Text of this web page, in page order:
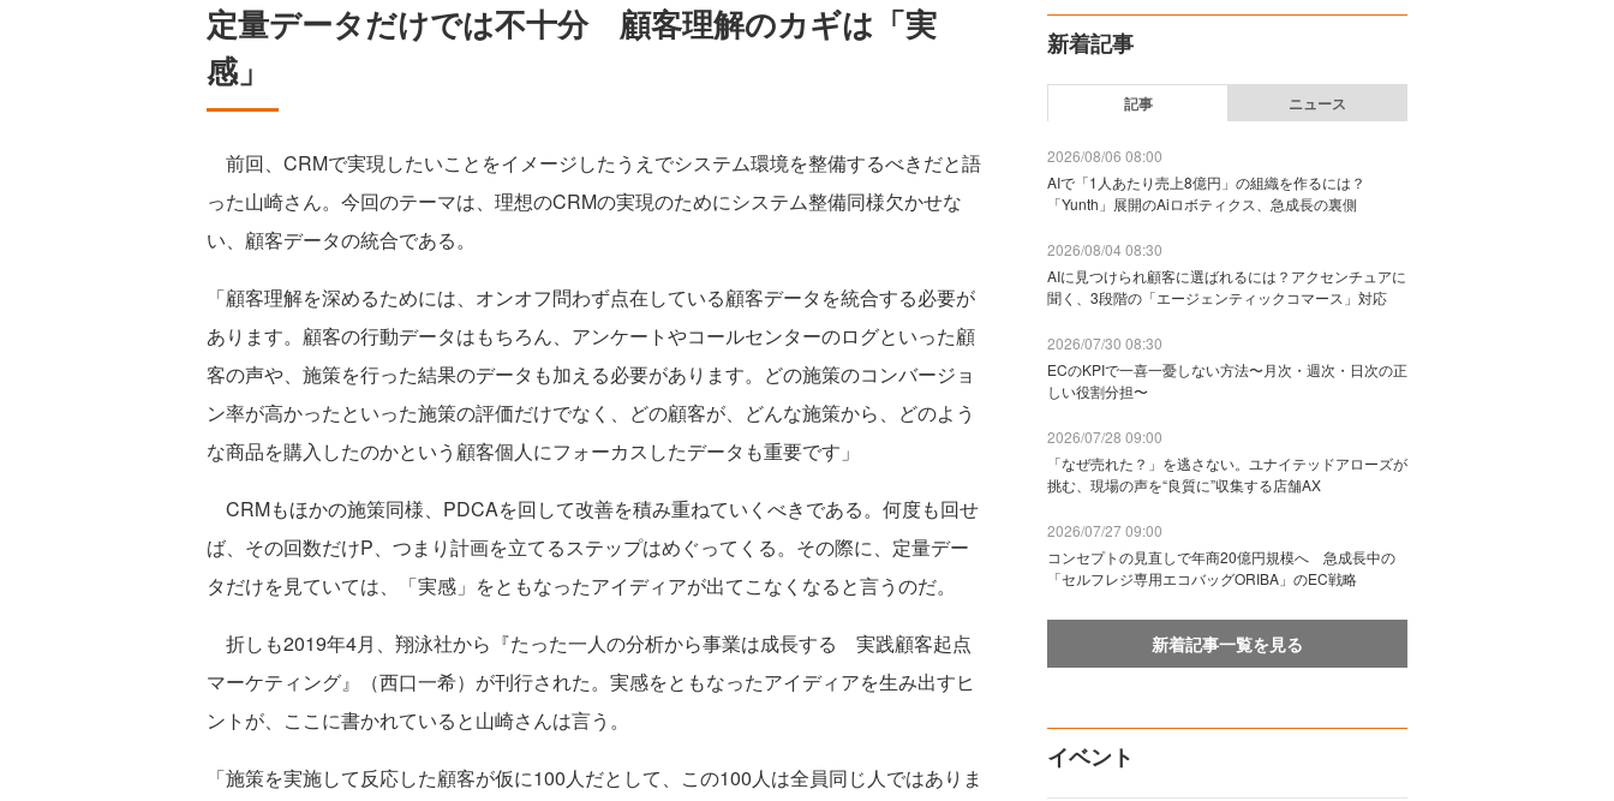
定量データだけでは不十分 顧客理解のカギは「実
感」
前回、CRMで実現したいことをイメージしたうえでシステム環境を整備するべきだと語
った山崎さん。今回のテーマは、理想のCRMの実現のためにシステム整備同様欠かせな
い、顧客データの統合である。
「顧客理解を深めるためには、オンオフ問わず点在している顧客データを統合する必要が
あります。顧客の行動データはもちろん、アンケートやコールセンターのログといった顧
客の声や、施策を行った結果のデータも加える必要があります。どの施策のコンバージョ
ン率が高かったといった施策の評価だけでなく、どの顧客が、どんな施策から、どのよう
な商品を購入したのかという顧客個人にフォーカスしたデータも重要です」
CRMもほかの施策同様、PDCAを回して改善を積み重ねていくべきである。何度も回せ
ば、その回数だけP、つまり計画を立てるステップはめぐってくる。その際に、定量デー
タだけを見ていては、「実感」をともなったアイディアが出てこなくなると言うのだ。
折しも2019年4月、翔泳社から『たった一人の分析から事業は成長する 実践顧客起点
マーケティング』（西口一希）が刊行された。実感をともなったアイディアを生み出すヒ
ントが、ここに書かれていると山崎さんは言う。
「施策を実施して反応した顧客が仮に100人だとして、この100人は全員同じ人ではありま
新着記事
記事 ニュース
2026/08/06 08:00
AIで「1人あたり売上8億円」の組織を作るには？
「Yunth」展開のAiロボティクス、急成長の裏側
2026/08/04 08:30
AIに見つけられ顧客に選ばれるには？アクセンチュアに
聞く、3段階の「エージェンティックコマース」対応
2026/07/30 08:30
ECのKPIで一喜一憂しない方法〜月次・週次・日次の正
しい役割分担〜
2026/07/28 09:00
「なぜ売れた？」を逃さない。ユナイテッドアローズが
挑む、現場の声を“良質に”収集する店舗AX
2026/07/27 09:00
コンセプトの見直しで年商20億円規模へ 急成長中の
「セルフレジ専用エコバッグORIBA」のEC戦略
新着記事一覧を見る
イベント